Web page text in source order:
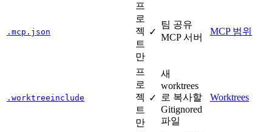
.mcp.json
프
로
젝
트
만
✓
팀 공유
MCP 서버
MCP 범위
.worktreeinclude
프
로
젝
트
만
✓
새
worktrees
로 복사할
Gitignored
파일
Worktrees